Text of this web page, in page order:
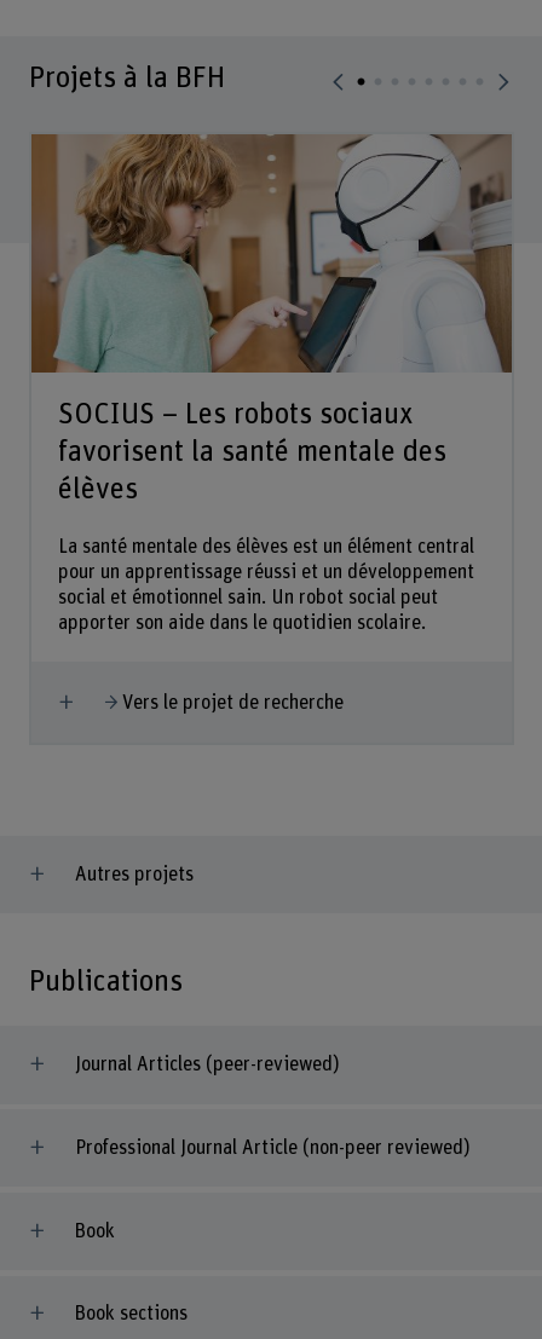
Projets à la BFH
SOCIUS – Les robots sociaux
favorisent la santé mentale des
élèves
La santé mentale des élèves est un élément central
pour un apprentissage réussi et un développement
social et émotionnel sain. Un robot social peut
apporter son aide dans le quotidien scolaire.
Afficher plus
Vers le projet de recherche
Autres projets
Publications
Journal Articles (peer-reviewed)
Professional Journal Article (non-peer reviewed)
Book
Book sections